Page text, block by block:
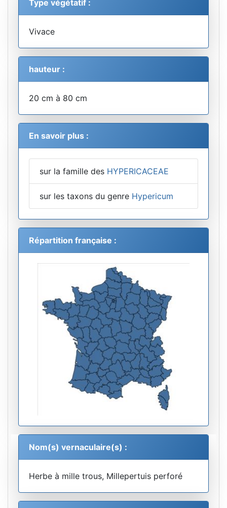
Type végétatif :
Vivace
hauteur :
20 cm à 80 cm
En savoir plus :
sur la famille des HYPERICACEAE
sur les taxons du genre Hypericum
Répartition française :
Nom(s) vernaculaire(s) :
Herbe à mille trous, Millepertuis perforé